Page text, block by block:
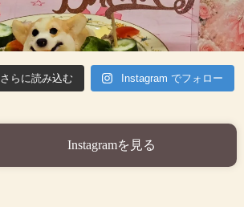
さらに読み込む Instagram でフォロー
Instagramを見る